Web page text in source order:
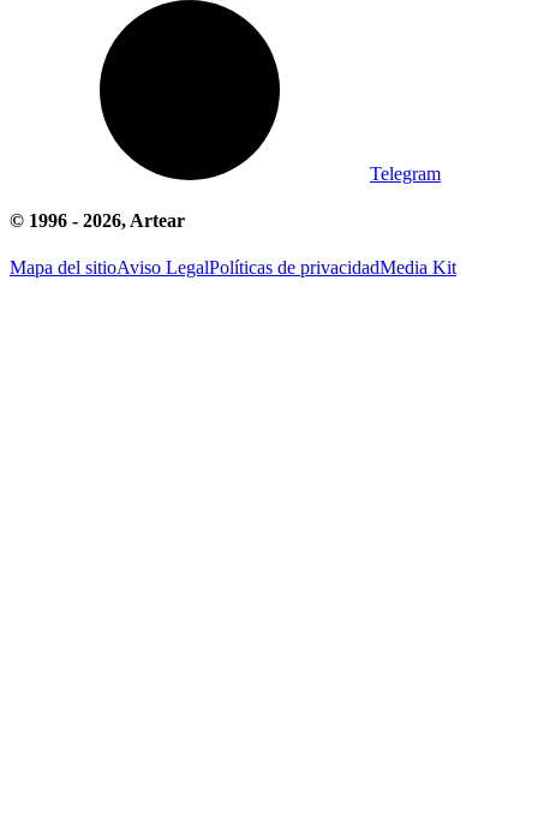
Telegram
© 1996 - 2026, Artear
Mapa del sitioAviso LegalPolíticas de privacidadMedia Kit